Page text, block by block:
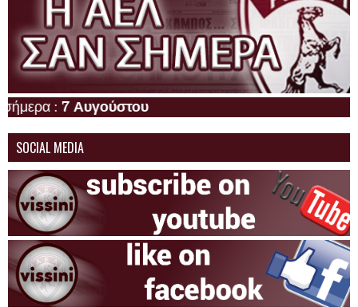
SOCIAL MEDIA